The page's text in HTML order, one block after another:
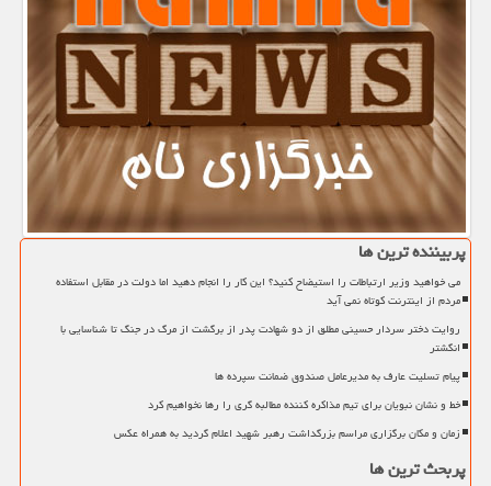
پربیننده ترین ها
می خواهید وزیر ارتباطات را استیضاح کنید؟ این کار را انجام دهید اما دولت در مقابل استفاده
مردم از اینترنت کوتاه نمی آید
روایت دختر سردار حسینی مطلق از دو شهادت پدر از برگشت از مرگ در جنگ تا شناسایی با
انگشتر
پیام تسلیت عارف به مدیرعامل صندوق ضمانت سپرده ها
خط و نشان نبویان برای تیم مذاکره کننده مطالبه گری را رها نخواهیم کرد
زمان و مکان برگزاری مراسم بزرگداشت رهبر شهید اعلام گردید به همراه عکس
پربحث ترین ها